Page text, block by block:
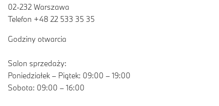
02-232 Warszawa
Telefon +48 22 533 35 35
Godziny otwarcia
Salon sprzedaży:
Poniedziałek – Piątek: 09:00 – 19:00
Sobota: 09:00 – 16:00